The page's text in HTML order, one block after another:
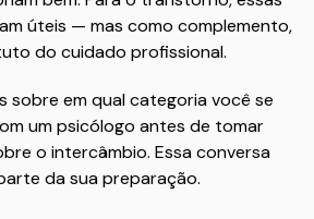
úteis — mas como complemento,
do cuidado profissional.
sobre em qual categoria você se
um psicólogo antes de tomar
o intercâmbio. Essa conversa
da sua preparação.